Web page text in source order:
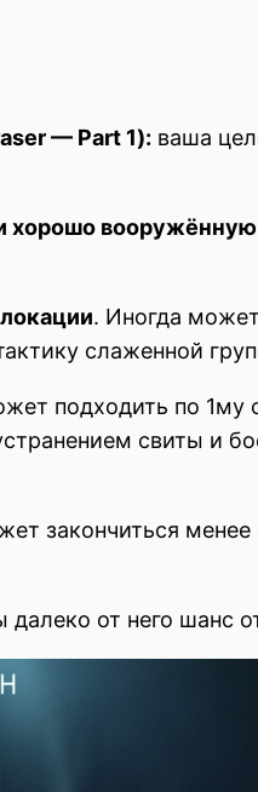
— Part 1): ваша
хорошо вооружённую
. Иногда
слаженной
подходить по 1му
свиты и
закончиться
от него шанс